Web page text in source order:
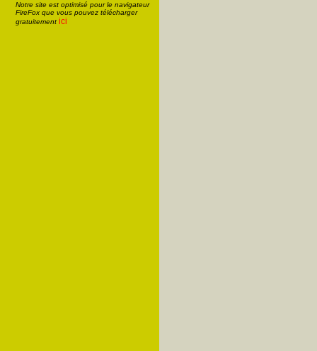
Notre site est optimisé pour le navigateur
FireFox que vous pouvez télécharger
gratuitement ici